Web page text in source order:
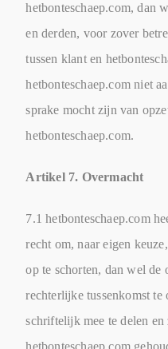
hetbonteschaep.com, dan
en derden, voor zover
tussen klant en
hetbonteschaep.com niet
sprake mocht zijn van
hetbonteschaep.com.
Artikel 7. Overmacht
7.1 hetbonteschaep.com
recht om, naar eigen
op te schorten, dan wel de
rechterlijke tussenkomst
schriftelijk mee te delen en
hetbonteschaep.com